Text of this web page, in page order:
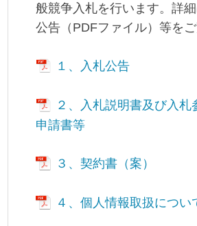
般競争入札を行います。詳
公告（PDFファイル）等をご
１、入札公告
２、入札説明書及び入札
申請書等
３、契約書（案）
４、個人情報取扱につい